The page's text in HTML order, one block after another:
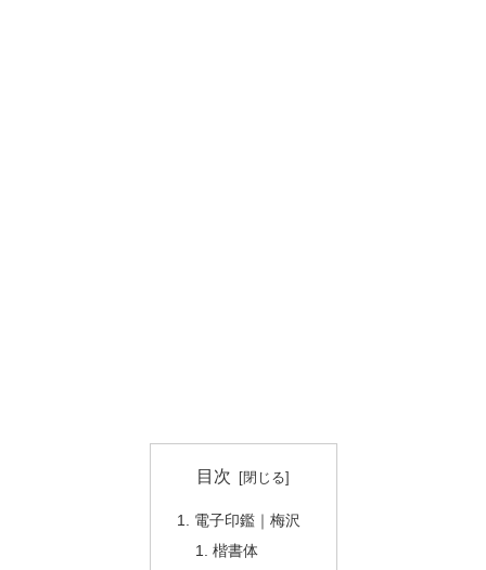
目次
電子印鑑｜梅沢
楷書体